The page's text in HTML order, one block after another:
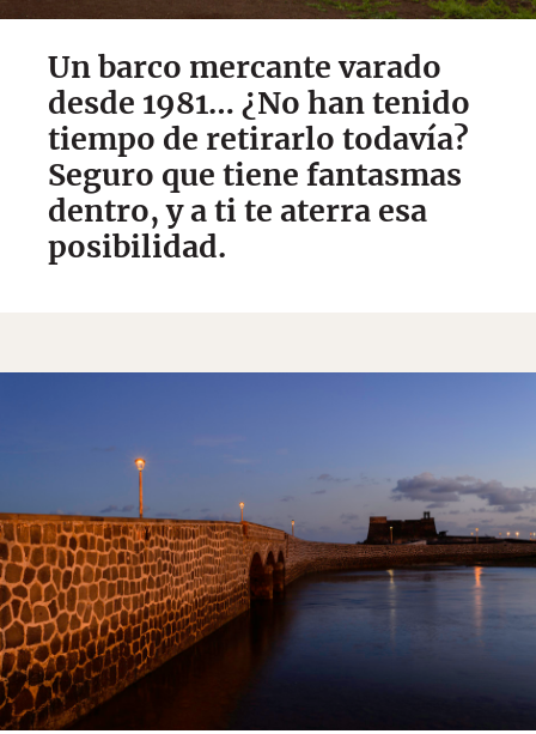
Un barco mercante varado
desde 1981… ¿No han tenido
tiempo de retirarlo todavía?
Seguro que tiene fantasmas
dentro, y a ti te aterra esa
posibilidad.